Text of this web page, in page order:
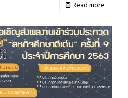
Read more